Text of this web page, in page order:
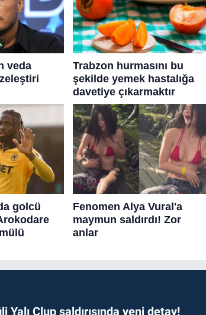
Clup saldırısında yeni detay!